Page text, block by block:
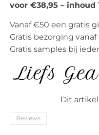
voor €38,95 – inhoud
Vanaf €50 een gratis
Gratis bezorging vanaf
Gratis samples bij
Dit
Reviews